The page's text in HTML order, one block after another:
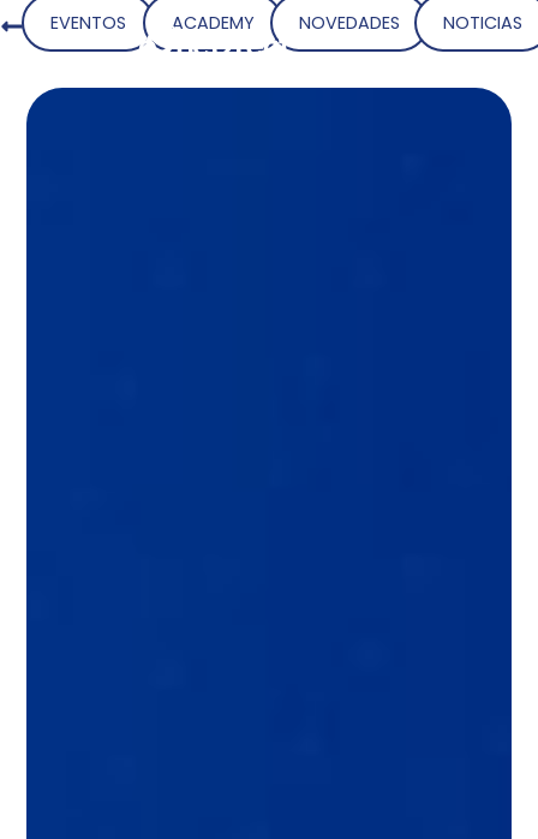
EVENTOS ACADEMY NOVEDADES NOTICIAS